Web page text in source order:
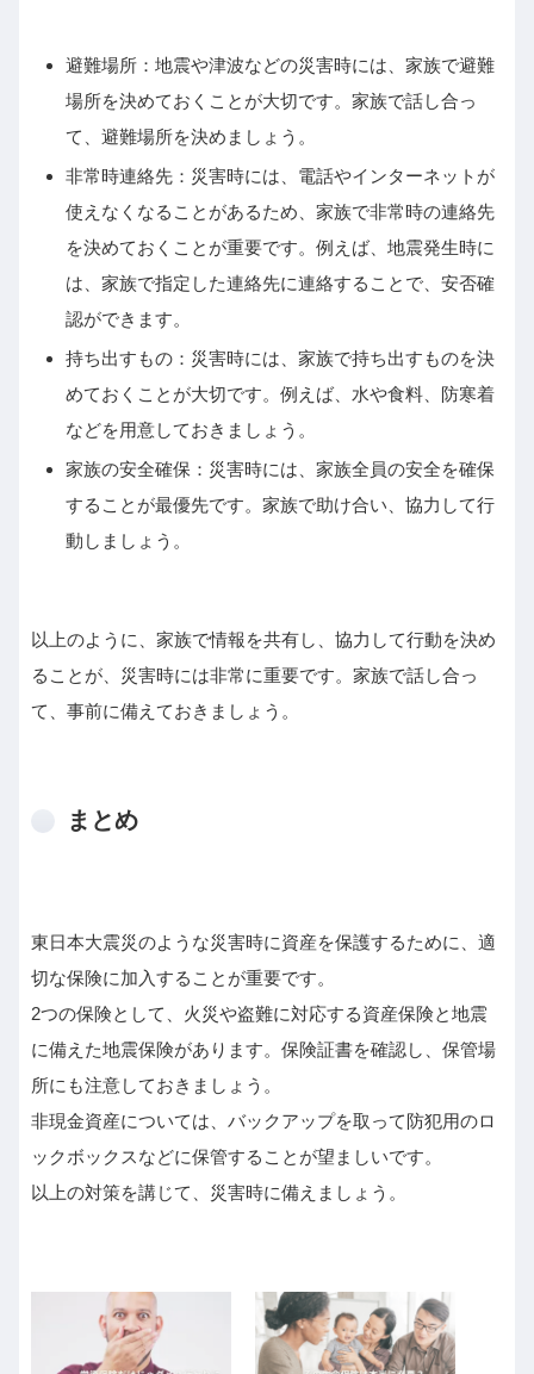
避難場所：地震や津波などの災害時には、家族で避難
場所を決めておくことが大切です。家族で話し合っ
て、避難場所を決めましょう。
非常時連絡先：災害時には、電話やインターネットが
使えなくなることがあるため、家族で非常時の連絡先
を決めておくことが重要です。例えば、地震発生時に
は、家族で指定した連絡先に連絡することで、安否確
認ができます。
持ち出すもの：災害時には、家族で持ち出すものを決
めておくことが大切です。例えば、水や食料、防寒着
などを用意しておきましょう。
家族の安全確保：災害時には、家族全員の安全を確保
することが最優先です。家族で助け合い、協力して行
動しましょう。
以上のように、家族で情報を共有し、協力して行動を決め
ることが、災害時には非常に重要です。家族で話し合っ
て、事前に備えておきましょう。
まとめ
東日本大震災のような災害時に資産を保護するために、適
切な保険に加入することが重要です。
2つの保険として、火災や盗難に対応する資産保険と地震
に備えた地震保険があります。保険証書を確認し、保管場
所にも注意しておきましょう。
非現金資産については、バックアップを取って防犯用のロ
ックボックスなどに保管することが望ましいです。
以上の対策を講じて、災害時に備えましょう。